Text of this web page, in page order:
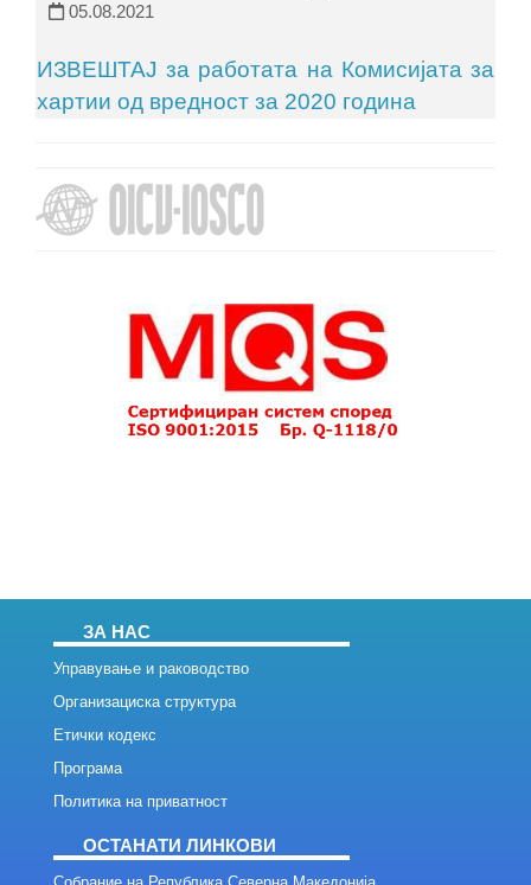
05.08.2021
ИЗВЕШТАЈ за работата на Комисијата за
хартии од вредност за 2020 година
ЗА НАС
Управување и раководство
Организациска структура
Етички кодекс
Програма
Политика на приватност
ОСТАНАТИ ЛИНКОВИ